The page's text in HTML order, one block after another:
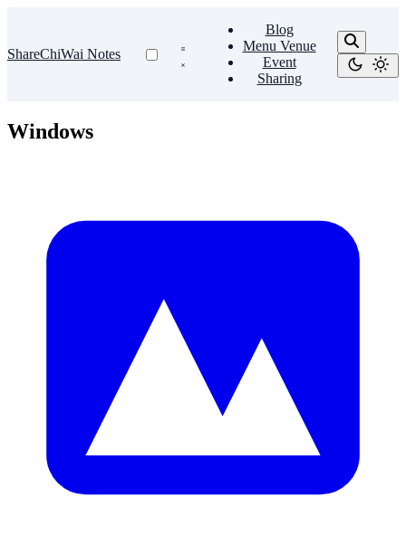
ShareChiWai Notes
Blog
Menu Venue
Event
Sharing
Windows